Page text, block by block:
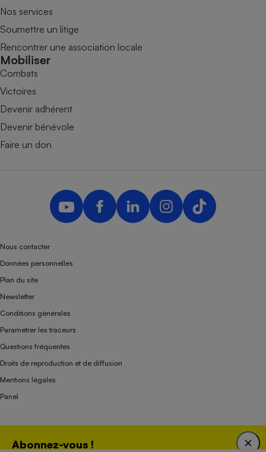
Abonnez-vous !
Nos services
Soumettre un litige
Rencontrer une association locale
Mobiliser
Combats
Victoires
Devenir adhérent
Devenir bénévole
Faire un don
Nous contacter
Données personnelles
Plan du site
Newsletter
Conditions générales
Paramétrer les traceurs
Questions fréquentes
Droits de reproduction et de diffusion
Mentions légales
Panel
Association indépendante de l’État, des syndicats, des producteurs et des
distributeurs depuis 1951.